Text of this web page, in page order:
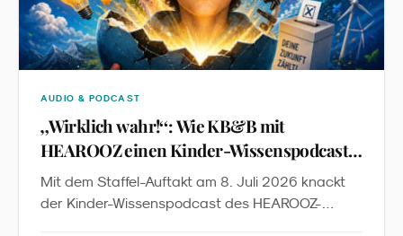
AUDIO & PODCAST
„Wirklich wahr!“: Wie KB&B mit
HEAROOZ einen Kinder-Wissenspodcast
auf Peer-Review-Niveau baut
Mit dem Staffel-Auftakt am 8. Juli 2026 knackt
der Kinder-Wissenspodcast des HEAROOZ-